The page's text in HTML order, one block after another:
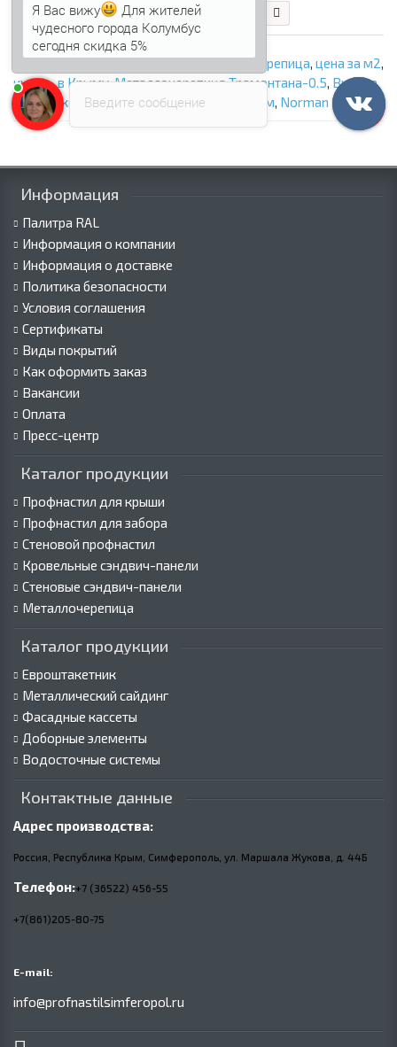
В корзину Быстрый заказ
Металлочерепица, цена за м2,
купить в Крыму,Металлочерепица Трамонтана-0.5, Высота
ступеньки-25мм,Длина ступеньки-400мм, Norman RAL3011
Информация
Палитра RAL
Информация о компании
Информация о доставке
Политика безопасности
Условия соглашения
Сертификаты
Виды покрытий
Как оформить заказ
Вакансии
Оплата
Пресс-центр
Каталог продукции
Профнастил для крыши
Профнастил для забора
Стеновой профнастил
Кровельные сэндвич-панели
Стеновые сэндвич-панели
Металлочерепица
Каталог продукции
Евроштакетник
Металлический сайдинг
Фасадные кассеты
Доборные элементы
Водосточные системы
Контактные данные
Адрес производства:
Россия, Республика Крым, Симферополь, ул. Маршала Жукова, д. 44Б
Телефон:+7 (36522) 456-55
+7(861)205-80-75
E-mail:
info@profnastilsimferopol.ru
Введите сообщение
Я Вас вижу
Для жителей
чудесного города Колумбус
сегодня скидка 5%